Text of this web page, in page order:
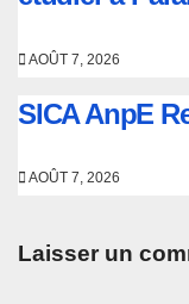
AOÛT 7, 2026
SICA AnpE
AOÛT 7, 2026
Laisser un